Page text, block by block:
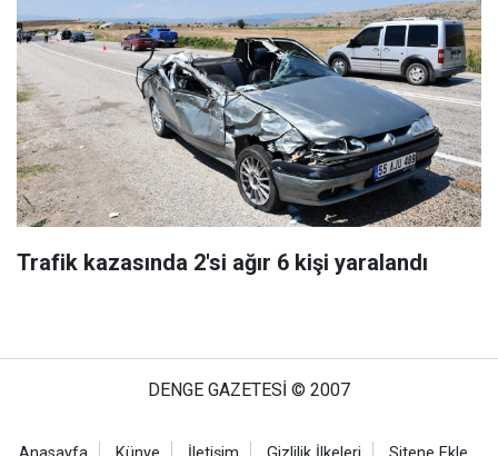
Trafik kazasında 2'si ağır 6 kişi yaralandı
DENGE GAZETESİ © 2007